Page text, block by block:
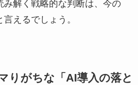
み解く戦略的な判断は、今の
えるでしょう。
りがちな「AI導入の落と